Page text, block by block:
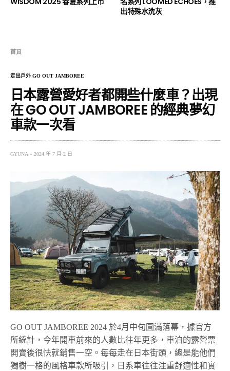
出特殊水洗灰
首頁
走出戶外 GO OUT JAMBOREE
日本露營愛好者都開些什麼車？出現
在 GO OUT JAMBOREE 的經典夢幻
車款一次看
GYUNA 2024 年 7 月 2 日
GO OUT JAMBOREE 2024 於4月中旬圓滿落幕，據官方
所統計，今年開車前來的人數比往年更多，車泊的露營票
開賣後很快就銷售一空。每每走在日本街頭，總是能他們
獨樹一格的風格車款所吸引，日系車往往注重舒適性和實